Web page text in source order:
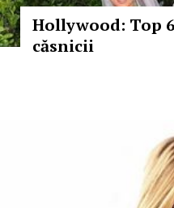
Hollywood: Top
căsnicii